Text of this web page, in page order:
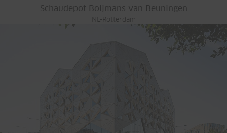
Schaudepot Boijmans van Beuningen
NL-Rotterdam